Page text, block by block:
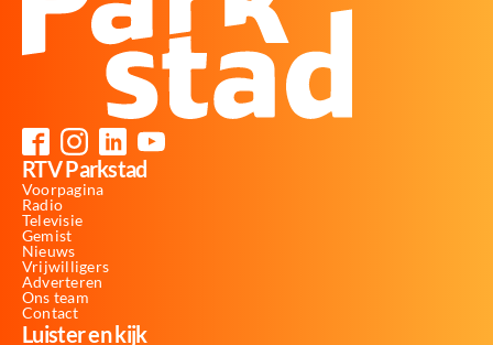
RTV Parkstad
Voorpagina
Radio
Televisie
Gemist
Nieuws
Vrijwilligers
Adverteren
Ons team
Contact
Luister en kijk